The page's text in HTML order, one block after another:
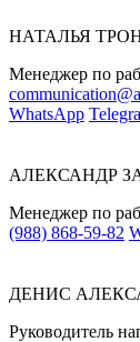
НАТАЛЬЯ
Менеджер по
WhatsApp
АЛЕКСАНДР
Менеджер по
(988) 868-59-82
ДЕНИС
Руководитель